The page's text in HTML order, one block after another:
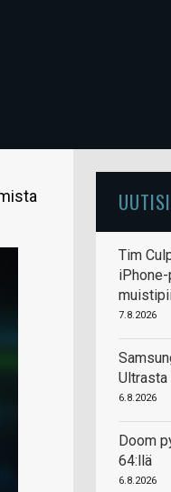
Tim
7.8.2026
Ultrasta
6.8.2026
Doom
64:llä
6.8.2026